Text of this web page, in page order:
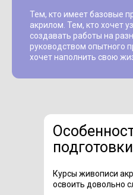
Тем, кто имеет базовые
акрилом. Тем, кто хочет
создавать работы на
руководством опытного
хочет наполнить свою
Курсы живописи
освоить довольно
подготовки